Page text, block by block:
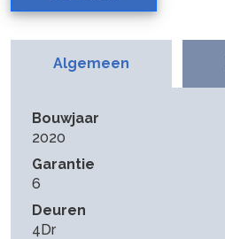
Algemeen
Bouwjaar
2020
Garantie
6
Deuren
4Dr